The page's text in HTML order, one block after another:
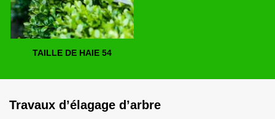
TAILLE DE HAIE 54
Travaux d’élagage d’arbre